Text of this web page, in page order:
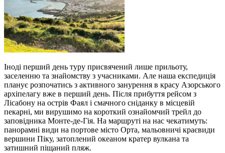
Іноді перший день туру присвячений лише прильоту,
заселенню та знайомству з учасниками. Але наша експедиція
планує розпочатись з активного занурення в красу Азорського
архіпелагу вже в перший день. Після прибуття рейсом з
Лісабону на острів Фаял і смачного сніданку в місцевій
пекарні, ми вирушимо на короткий ознайомчий трейл до
заповідника Монте-де-Гія. На маршруті на нас чекатимуть:
панорамні види на портове місто Орта, мальовничі краєвиди
вершини Піку, затоплений океаном кратер вулкана та
затишний піщаний пляж.